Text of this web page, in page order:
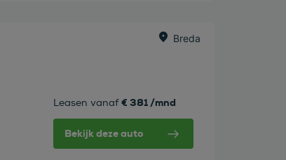
Breda
Leasen vanaf € 381 /mnd
Bekijk deze auto